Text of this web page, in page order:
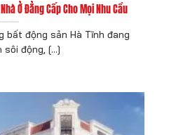
Ở Đẳng Cấp Cho Mọi Nhu Cầu
bất động sản Hà Tĩnh đang
động, [...]